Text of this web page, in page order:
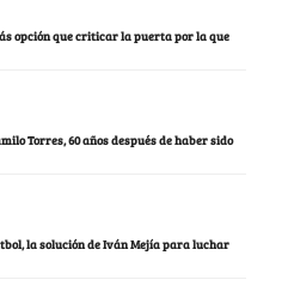
opción que criticar la puerta por la que
Torres, 60 años después de haber sido
la solución de Iván Mejía para luchar